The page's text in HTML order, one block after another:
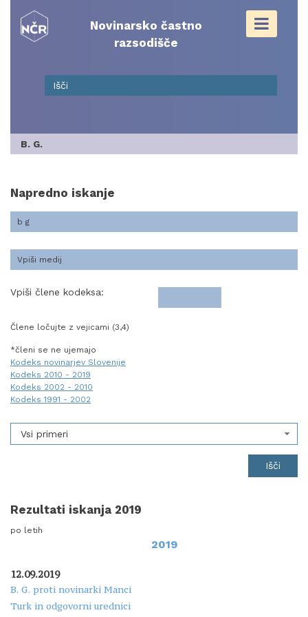
content
Novinarsko častno
razsodišče
B. G.
Napredno iskanje
Vpiši člene kodeksa:
Člene ločujte z vejicami (3,4)
*členi se ne ujemajo
Kodeks novinarjev Slovenije
Kodeks 2010 - 2019
Kodeks 2002 - 2010
Kodeks 1991 - 2002
Vsi primeri
Rezultati iskanja 2019
po letih
2019
12.09.2019
B. G. proti novinarki Manci
Turk in odgovorni urednici